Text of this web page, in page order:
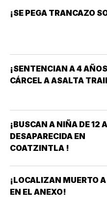
¡SE PEGA TRANCAZO
¡SENTENCIAN A 4
CÁRCEL A ASALTA
¡BUSCAN A NIÑA DE 12
DESAPARECIDA EN
COATZINTLA !
¡LOCALIZAN MUERTO
EN EL ANEXO!